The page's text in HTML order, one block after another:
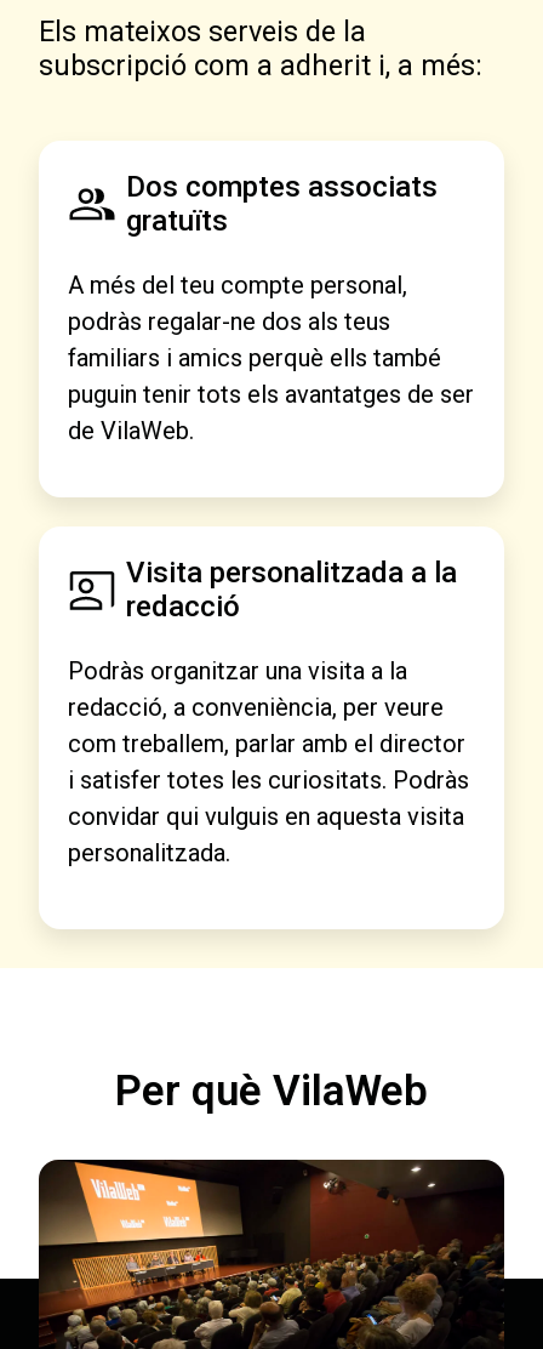
Els mateixos serveis de la
subscripció com a adherit i, a més:
Dos comptes associats
gratuïts
A més del teu compte personal,
podràs regalar-ne dos als teus
familiars i amics perquè ells també
puguin tenir tots els avantatges de ser
de VilaWeb.
Visita personalitzada a la
redacció
Podràs organitzar una visita a la
redacció, a conveniència, per veure
com treballem, parlar amb el director
i satisfer totes les curiositats. Podràs
convidar qui vulguis en aquesta visita
personalitzada.
Per què VilaWeb